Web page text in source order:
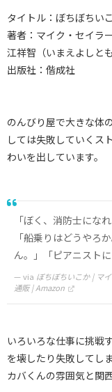
タイトル：ぼちぼちい
著者：マイク・セイラ
江祥智（いまえよしと
出版社：偕成社
のんびり屋で大きな体
しては失敗していくス
わいを出しています。
「ぼく、消防士にな
「船乗りはどうやろ
ん。」「ピアニスト
via ぼちぼちいこか | マ
通販 | Amazon
いろいろな仕事に挑戦
を壊したり失敗してし
カバくんの雰囲気と関